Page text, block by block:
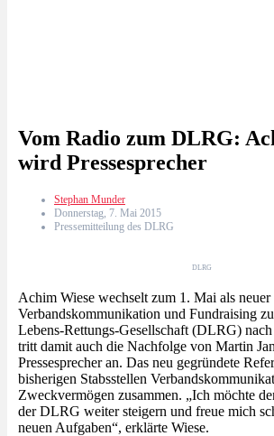
Vom Radio zum DLRG:
wird Pressesprecher
Stephan Munder
Donnerstag, 7. Mai 2015
Pressemitteilung des DLRG
DLRG
Achim Wiese wechselt zum 1. Mai als neuer
Verbandskommunikation und Fundraising
Lebens-Rettungs-Gesellschaft (DLRG)
tritt damit auch die Nachfolge von Martin
Pressesprecher an. Das neu gegründete
bisherigen Stabsstellen
Zweckvermögen zusammen. „Ich möchte
der DLRG weiter steigern und freue mich
neuen Aufgaben“, erklärte Wiese.